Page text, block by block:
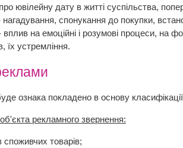
ювілейну дату в житті суспільства,
нагадування, спонукання до покупки,
вплив на емоційні і розумові процеси, на
їх устремління.
ознака покладено в основу
рекламного звернення:
товарів;